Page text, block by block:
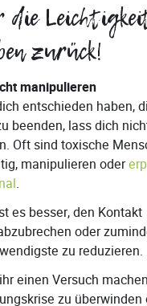
die
zurück!
manipulieren
entschieden haben,
beenden, lass dich
Oft sind toxische
manipulieren oder
.
es besser, den Kontakt
oder
zu reduzieren.
einen Versuch
zu überwinden